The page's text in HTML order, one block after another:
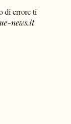
di errore ti
news.it